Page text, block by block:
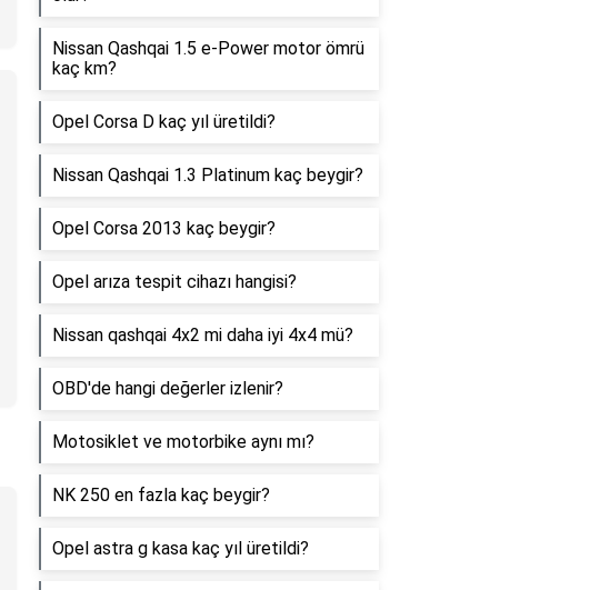
Nissan Qashqai 1.5 e-Power motor ömrü
kaç km?
Opel Corsa D kaç yıl üretildi?
Nissan Qashqai 1.3 Platinum kaç beygir?
Opel Corsa 2013 kaç beygir?
Opel arıza tespit cihazı hangisi?
Nissan qashqai 4x2 mi daha iyi 4x4 mü?
OBD'de hangi değerler izlenir?
Motosiklet ve motorbike aynı mı?
NK 250 en fazla kaç beygir?
Opel astra g kasa kaç yıl üretildi?